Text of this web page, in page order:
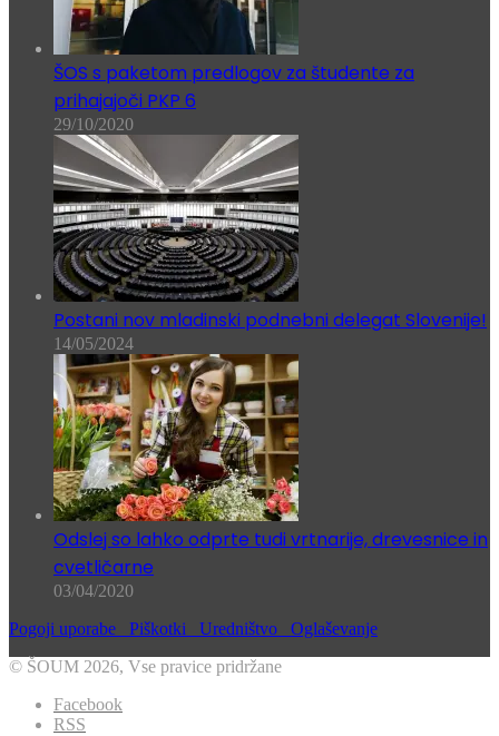
ŠOS s paketom predlogov za študente za
prihajajoči PKP 6
29/10/2020
Postani nov mladinski podnebni delegat Slovenije!
14/05/2024
Odslej so lahko odprte tudi vrtnarije, drevesnice in
cvetličarne
03/04/2020
Pogoji uporabe Piškotki Uredništvo Oglaševanje
© ŠOUM 2026, Vse pravice pridržane
Facebook
RSS